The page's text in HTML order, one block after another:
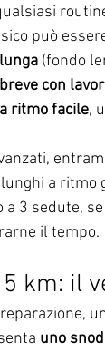
può
(fondo
con
ritmo facile,
a ritmo
a 3 sedute,
il tempo.
km: il
uno